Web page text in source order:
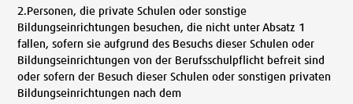
2.Personen, die private Schulen oder sonstige
Bildungseinrichtungen besuchen, die nicht unter Absatz 1
fallen, sofern sie aufgrund des Besuchs dieser Schulen oder
Bildungseinrichtungen von der Berufsschulpflicht befreit sind
oder sofern der Besuch dieser Schulen oder sonstigen privaten
Bildungseinrichtungen nach dem